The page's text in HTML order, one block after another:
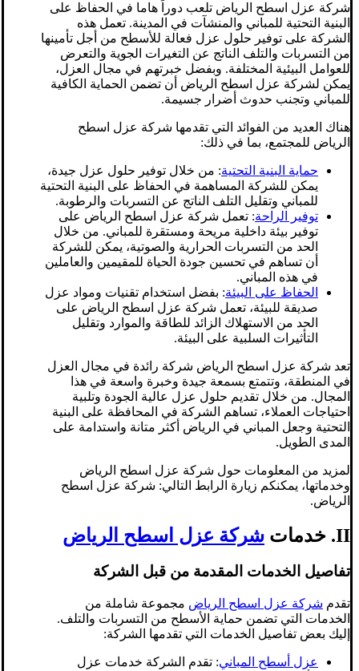
شركة عزل اسطح الرياض تلعب دوراً هاما في الحفاظ على
البنية التحتية للمباني والمنشآت في المدينة. تعمل هذه
الشركة على توفير حلول عزل فعالة للأسطح من أجل تأمينها
من التسربات والتلف الناتج عن التغيرات الجوية والتعرض
للعوامل البيئية المختلفة. وبفضل خبرتهم في مجال العزل،
يمكن لشركة عزل اسطح الرياض أن تضمن الحماية الكافية
للمباني وتجنب حدوث أضرار جسيمة.
هناك العديد من الفوائد التي تقدمها شركة عزل اسطح
الرياض للمجتمع، بما في ذلك:
حماية البنية التحتية: من خلال توفير حلول عزل جيدة،
يمكن للشركة المساهمة في الحفاظ على البنية التحتية
للمباني وتقليل التلف الناتج عن التسربات والرطوبة.
توفير الراحة: تعمل شركة عزل اسطح الرياض على
توفير بيئة داخلية مريحة ومستقرة للمباني. من خلال
الحد من التسربات الحرارية والصوتية، يمكن للشركة
أن تساهم في تحسين جودة الحياة للمقيمين والعاملين
في هذه المباني.
الحفاظ على البيئة: بفضل استخدام تقنيات ومواد عزل
صديقة للبيئة، تعمل شركة عزل اسطح الرياض على
الحد من الاستهلاك الزائد للطاقة والموارد وتقليل
التأثيرات السلبية على البيئة.
تعد شركة عزل اسطح الرياض شركة رائدة في مجال العزل
في المنطقة، وتتمتع بسمعة جيدة وخبرة واسعة في هذا
المجال. من خلال تقديم حلول عزل عالية الجودة وتلبية
احتياجات العملاء، تساهم الشركة في المحافظة على البنية
التحتية وجعل المباني في الرياض أكثر متانة واستدامة على
المدى الطويل.
لمزيد من المعلومات حول شركة عزل اسطح الرياض
وخدماتها، يمكنكم زيارة الرابط التالي: شركة عزل اسطح
الرياض.
II. خدمات شركة عزل اسطح الرياض
تفاصيل الخدمات المقدمة من قبل الشركة
تقدم شركة عزل اسطح الرياض مجموعة شاملة من
الخدمات التي تضمن حماية الأسطح من التسربات والتلف.
إليك بعض تفاصيل الخدمات التي تقدمها الشركة:
عزل أسطح المباني: تقدم الشركة خدمات عزل